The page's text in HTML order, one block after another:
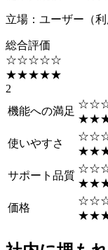
立場 ： ユーザー（利
総合評価
☆☆☆☆☆
★★★★★
2
機能への満足
使いやすさ
サポート品質
価格